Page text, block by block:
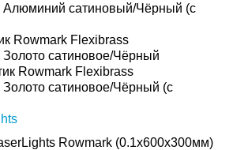
Алюминий сатиновый/Чёрный (с
Rowmark Flexibrass
сатиновое/Чёрный
Rowmark Flexibrass
сатиновое/Чёрный (с
Rowmark (0.1x600x300мм)